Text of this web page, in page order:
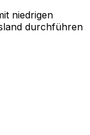
niedrigen
durchführen